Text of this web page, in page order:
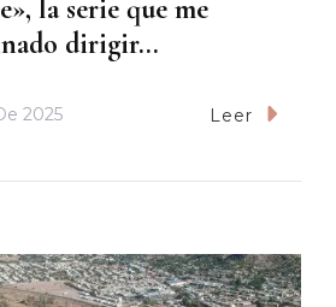
la serie que me
dirigir…
2025 Leer